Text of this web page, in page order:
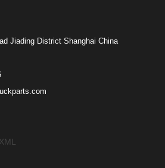
Jiading District Shanghai China
XML